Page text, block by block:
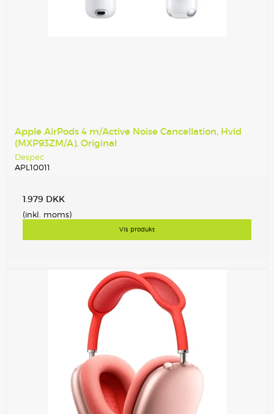
Apple AirPods 4 m/Active Noise Cancellation, Hvid
(MXP93ZM/A), Original
Despec
APL10011
1.979 DKK
(inkl. moms)
Vis produkt